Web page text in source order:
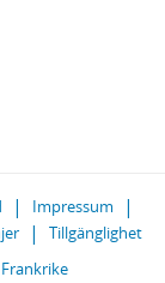
Impressum
Tillgänglighet
Frankrike